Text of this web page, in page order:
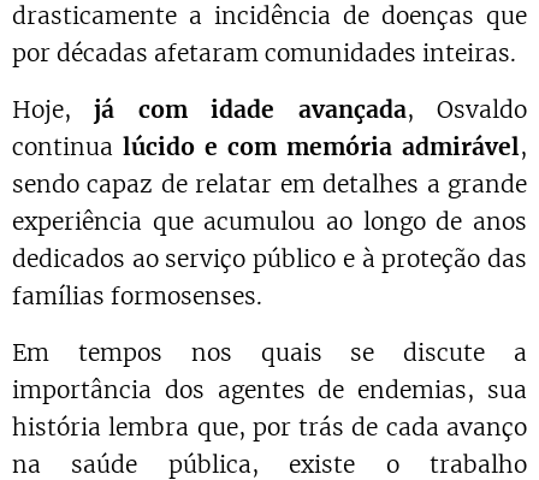
drasticamente a incidência de doenças que
por décadas afetaram comunidades inteiras.
Hoje,já com idade avançada, Osvaldo
continua lúcido e com memória admirável,
sendo capaz de relatar em detalhes a grande
experiência que acumulou ao longo de anos
dedicados ao serviço público e à proteção das
famílias formosenses.
Em tempos nos quais se discute a
importância dos agentes de endemias, sua
história lembra que, por trás de cada avanço
na saúde pública, existe o trabalho